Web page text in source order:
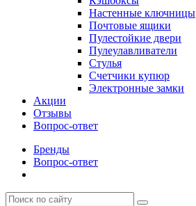
Настенные ключницы
Почтовые ящики
Пулестойкие двери
Пулеулавливатели
Стулья
Счетчики купюр
Электронные замки
Акции
Отзывы
Вопрос-ответ
Бренды
Вопрос-ответ